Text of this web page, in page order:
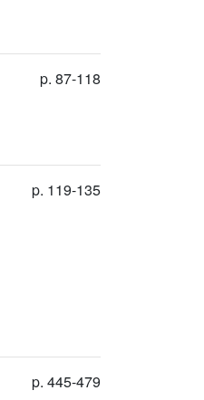
p. 87-118
p. 119-135
p. 445-479